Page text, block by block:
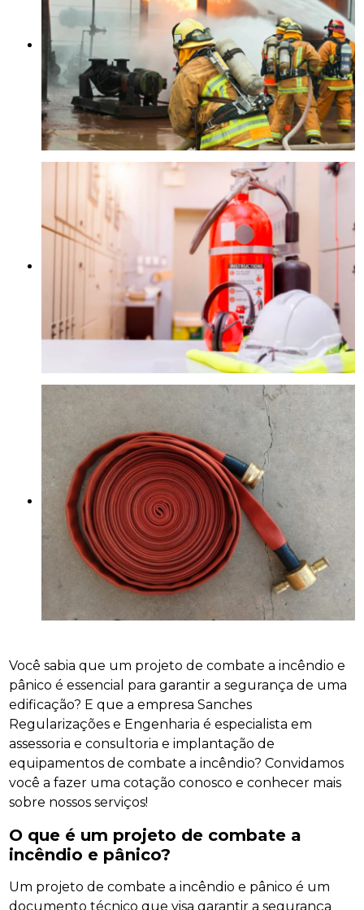
Você sabia que um projeto de combate a incêndio e
pânico é essencial para garantir a segurança de uma
edificação? E que a empresa Sanches
Regularizações e Engenharia é especialista em
assessoria e consultoria e implantação de
equipamentos de combate a incêndio? Convidamos
você a fazer uma cotação conosco e conhecer mais
sobre nossos serviços!
O que é um projeto de combate a
incêndio e pânico?
Um projeto de combate a incêndio e pânico é um
documento técnico que visa garantir a segurança